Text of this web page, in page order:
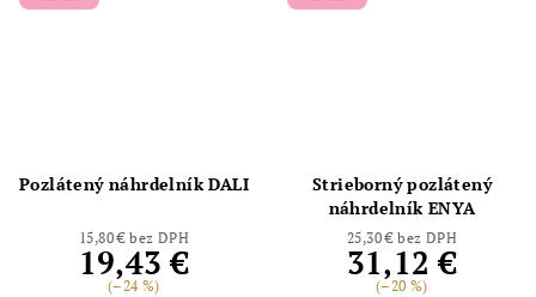
Pozlátený náhrdelník DALI
15,80 € bez DPH
19,43 €
(–24 %)
Strieborný pozlátený
náhrdelník ENYA
25,30 € bez DPH
31,12 €
(–20 %)